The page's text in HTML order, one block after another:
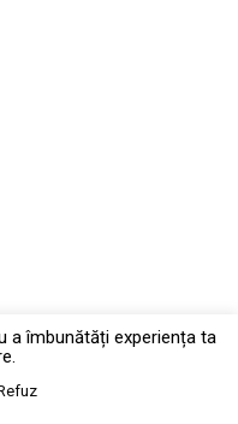
îmbunătăți experiența ta